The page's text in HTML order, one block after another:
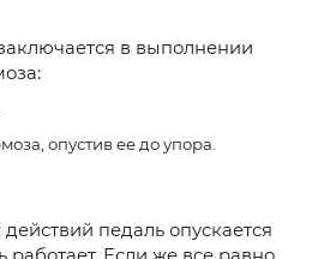
в выполнении
опустив ее до упора.
действий педаль опускается